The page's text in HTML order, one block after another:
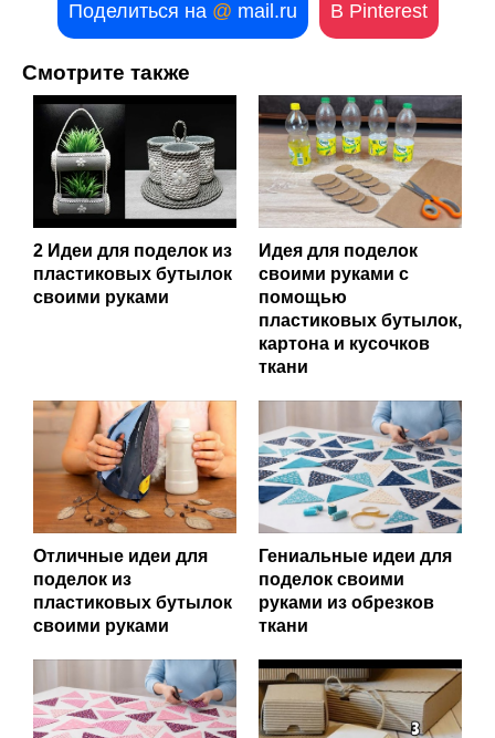
Поделиться на @ mail.ru В Pinterest
Смотрите также
2 Идеи для поделок из
пластиковых бутылок
своими руками
Идея для поделок
своими руками с
помощью
пластиковых бутылок,
картона и кусочков
ткани
Отличные идеи для
поделок из
пластиковых бутылок
своими руками
Гениальные идеи для
поделок своими
руками из обрезков
ткани